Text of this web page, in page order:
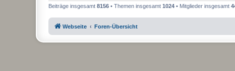
Beiträge insgesamt 8156 • Themen insgesamt 1024 • Mitglieder insgesamt
Webseite Foren-Übersicht